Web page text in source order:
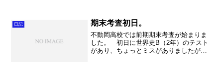
日記 期末考査初日。
不動岡高校では前期期末考査が始まりま
した。 初日に世界史B（2年）のテスト
があり、ちょっとミスがありましたが、